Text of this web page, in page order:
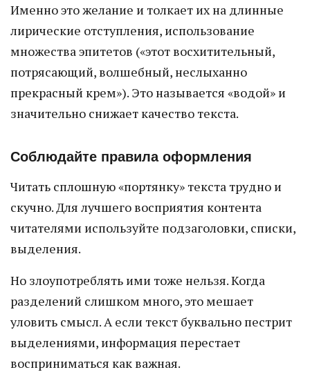
Именно это желание и толкает их на длинные
лирические отступления, использование
множества эпитетов («этот восхитительный,
потрясающий, волшебный, неслыханно
прекрасный крем»). Это называется «водой» и
значительно снижает качество текста.
Соблюдайте правила оформления
Читать сплошную «портянку» текста трудно и
скучно. Для лучшего восприятия контента
читателями используйте подзаголовки, списки,
выделения.
Но злоупотреблять ими тоже нельзя. Когда
разделений слишком много, это мешает
уловить смысл. А если текст буквально пестрит
выделениями, информация перестает
восприниматься как важная.